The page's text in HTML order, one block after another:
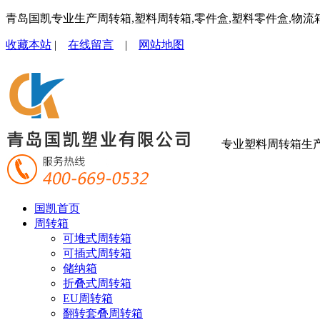
青岛国凯专业生产周转箱,塑料周转箱,零件盒,塑料零件盒,物流
收藏本站 | 在线留言 | 网站地图
专业塑料周转箱生
国凯首页
周转箱
可堆式周转箱
可插式周转箱
储纳箱
折叠式周转箱
EU周转箱
翻转套叠周转箱